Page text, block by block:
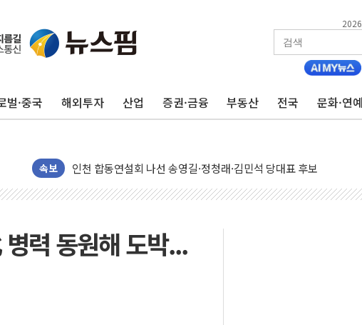
벌·중국 해외투자 산업 증권·금융 부동산 전국 문화·연예
속보
포항시 재난예산 40억 긴급 투입…고수온 양식장 복구·지원 '총력'
울진·영덕 '호우특보'-포항 '산사태 주의보'...경북도, 호우 피해·통
인천 합동연설회 나선 송영길·정청래·김민석 당대표 후보
김민석, 2주차 제주·인천 경선서 정청래에 승리...47.75% vs
[속보] 민주, 제주·인천 경선 결과 발표...김민석 47.75% 정청래
[속보] 민주, 인천 경선 결과 발표...김민석 45.09% 정청래 43.27%
력 동원해 도박...